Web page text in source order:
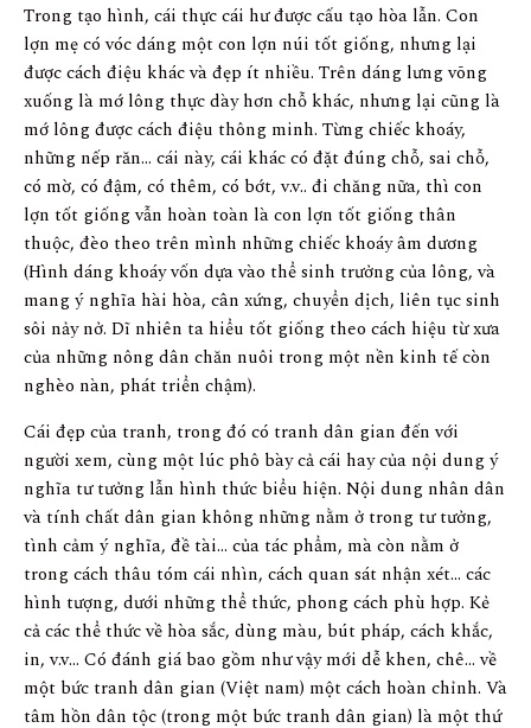
Trong tạo hình, cái thực cái hư được cấu tạo hòa lẫn. Con
lợn mẹ có vóc dáng một con lợn núi tốt giống, nhưng lại
được cách điệu khác và đẹp ít nhiều. Trên dáng lưng võng
xuống là mớ lông thực dày hơn chỗ khác, nhưng lại cũng là
mớ lông được cách điệu thông minh. Từng chiếc khoáy,
những nếp răn… cái này, cái khác có đặt đúng chỗ, sai chỗ,
có mờ, có đậm, có thêm, có bớt, v.v.. đi chăng nữa, thì con
lợn tốt giống vẫn hoàn toàn là con lợn tốt giống thân
thuộc, đèo theo trên mình những chiếc khoáy âm dương
(Hình dáng khoáy vốn dựa vào thể sinh trưởng của lông, và
mang ý nghĩa hài hòa, cân xứng, chuyển dịch, liên tục sinh
sôi nảy nở. Dĩ nhiên ta hiểu tốt giống theo cách hiệu từ xưa
của những nông dân chăn nuôi trong một nền kinh tế còn
nghèo nàn, phát triển chậm).
Cái đẹp của tranh, trong đó có tranh dân gian đến với
người xem, cùng một lúc phô bày cả cái hay của nội dung ý
nghĩa tư tưởng lẫn hình thức biểu hiện. Nội dung nhân dân
và tính chất dân gian không những nằm ở trong tư tưởng,
tình cảm ý nghĩa, đề tài… của tác phẩm, mà còn nằm ở
trong cách thâu tóm cái nhìn, cách quan sát nhận xét… các
hình tượng, dưới những thể thức, phong cách phù hợp. Kẻ
cả các thể thức về hòa sắc, dùng màu, bút pháp, cách khắc,
in, v.v… Có đánh giá bao gồm như vậy mới dễ khen, chê… về
một bức tranh dân gian (Việt nam) một cách hoàn chỉnh. Và
tâm hồn dân tộc (trong một bức tranh dân gian) là một thứ